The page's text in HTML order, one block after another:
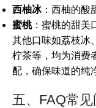
西柚冰：西柚的酸
蜜桃：蜜桃的甜美
其他口味如荔枝冰
柠茶等，均为消费
配，确保味道的纯
五、FAQ常